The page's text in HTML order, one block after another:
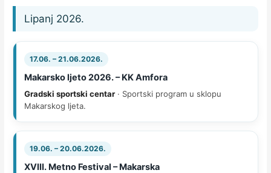
Lipanj 2026.
17.06. – 21.06.2026.
Makarsko ljeto 2026. – KK Amfora
Gradski sportski centar· Sportski program u sklopu
Makarskog ljeta.
19.06. – 20.06.2026.
XVIII. Metno Festival – Makarska